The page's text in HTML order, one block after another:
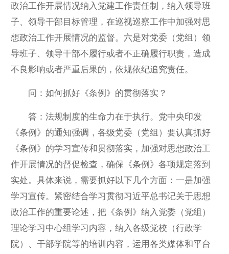
政治工作开展情况纳入党建工作责任制，纳入领导班
子、领导干部目标管理，在巡视巡察工作中加强对思
想政治工作开展情况的监督。六是对党委（党组）领
导班子、领导干部不履行或者不正确履行职责，造成
不良影响或者严重后果的，依规依纪追究责任。
问：如何抓好《条例》的贯彻落实？
答：法规制度的生命力在于执行。党中央印发
《条例》的通知强调，各级党委（党组）要认真抓好
《条例》的学习宣传和贯彻落实，加强对思想政治工
作开展情况的督促检查，确保《条例》各项规定落到
实处。具体来说，需要抓好以下几个方面：一是加强
学习宣传。紧密结合学习贯彻习近平总书记关于思想
政治工作的重要论述，把《条例》纳入党委（党组）
理论学习中心组学习内容，纳入各级党校（行政学
院）、干部学院等的培训内容，运用各类媒体和平台